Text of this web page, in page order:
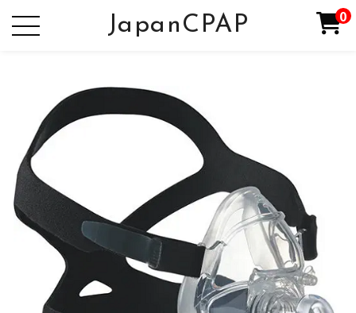
JapanCPAP 0